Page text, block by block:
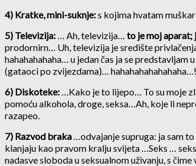
4) Kratke, mini-suknje:s kojima hvatam
5) Televizija:… Ah, televizija… to je moj aparat;
prodornirn… Uh, televizija je središte
hahahahahaha… u jedan čas ja se
(gataoci po zvijezdama)… hahahahahahahaha…!
6) Diskoteke:…Kako je to lijepo… To su moje
pomoću alkohola, droge, seksa…Ah, koje li
razapeo.
7) Razvod braka…odvajanje supruga: ja sam
klanjaju kao pravom kralju svijeta …Seks …
nadasve sloboda u seksualnom uživanju, s čime